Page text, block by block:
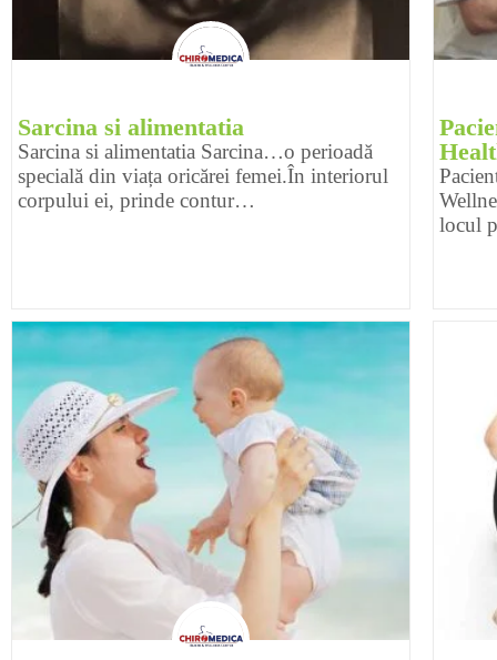
Sarcina si alimentatia
Sarcina si alimentatia Sarcina…o perioadă
specială din viața oricărei femei.În interiorul
corpului ei, prinde contur…
locul